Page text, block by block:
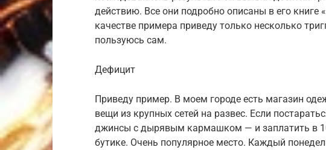
действию. Все они подробно описаны в его книге
качестве примера приведу только несколько
пользуюсь сам.
Дефицит
Приведу пример. В моем городе есть магазин
вещи из крупных сетей на развес. Если
джинсы с дырявым кармашком — и заплатить в
бутике. Очень популярное место. Каждый